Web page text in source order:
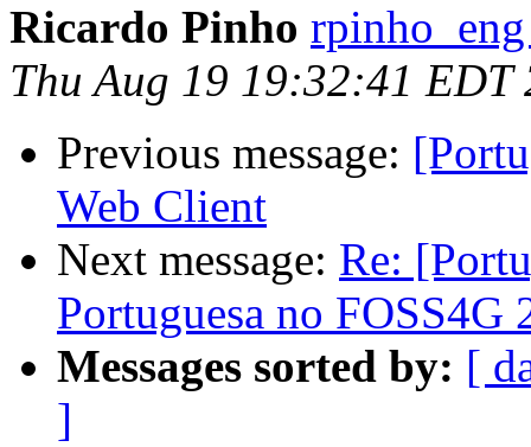
Ricardo Pinho
Thu Aug 19 19:32:41 EDT
Previous message:
Web Client
Next message: Re:
Portuguesa no FOSS4G
Messages sorted by: [
]